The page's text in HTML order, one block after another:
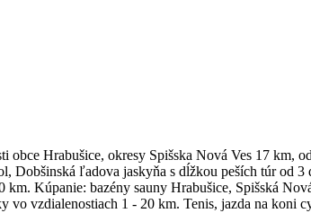
obce Hrabušice, okresy Spišska Nová Ves 17 km,
ľadova jaskyňa s dĺžkou peších túr od 3
Kúpanie: bazény sauny Hrabušice, Spišská
vo vzdialenostiach 1 - 20 km. Tenis, jazda na koni